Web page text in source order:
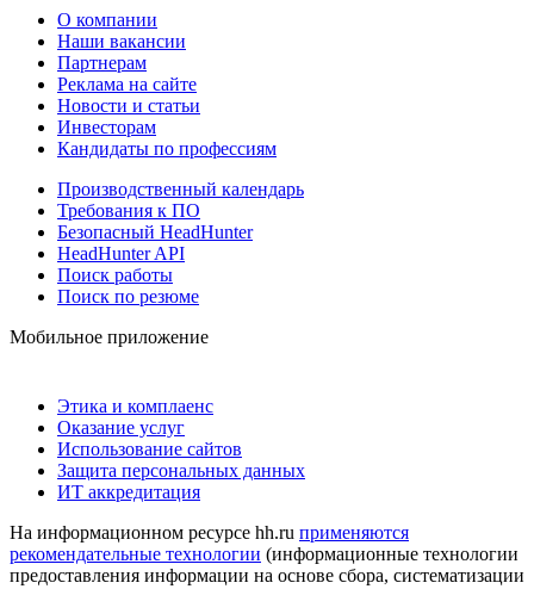
О компании
Наши вакансии
Партнерам
Реклама на сайте
Новости и статьи
Инвесторам
Кандидаты по профессиям
Производственный календарь
Требования к ПО
Безопасный HeadHunter
HeadHunter API
Поиск работы
Поиск по резюме
Мобильное приложение
Этика и комплаенс
Оказание услуг
Использование сайтов
Защита персональных данных
ИТ аккредитация
На информационном ресурсе hh.ru применяются
рекомендательные технологии (информационные технологии
предоставления информации на основе сбора, систематизации